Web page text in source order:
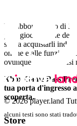
Un abbonamento di 3
per i giocatori che
senza acquistarli
online e alle
ovunque e in qualsiasi
Xbox Game Pass
tua porta d'ingresso
scoperta.
alcuni testi sono stati
© 2026 player.land
Store